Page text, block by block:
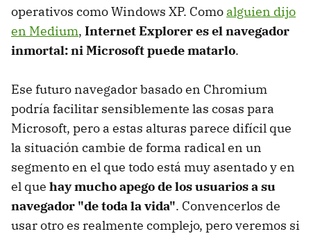
operativos como Windows XP. Como alguien dijo
en Medium, Internet Explorer es el navegador
inmortal: ni Microsoft puede matarlo.
Ese futuro navegador basado en Chromium
podría facilitar sensiblemente las cosas para
Microsoft, pero a estas alturas parece difícil que
la situación cambie de forma radical en un
segmento en el que todo está muy asentado y en
el que hay mucho apego de los usuarios a su
navegador "de toda la vida". Convencerlos de
usar otro es realmente complejo, pero veremos si